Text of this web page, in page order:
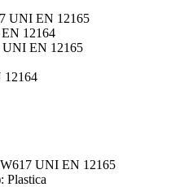
UNI EN 12165
12164
UNI EN 12165
12164
UNI EN 12165
Plastica